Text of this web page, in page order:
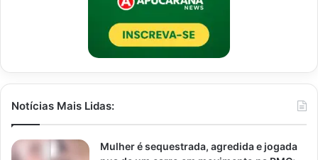
Notícias Mais Lidas:
Mulher é sequestrada, agredida e jogada